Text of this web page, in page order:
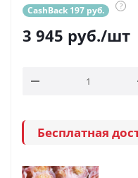
CashBack 197 руб. ?
3 945 руб./шт
Бесплатная